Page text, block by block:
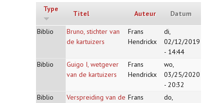
Type
Titel Auteur Datum
Biblio
Bruno, stichter van
de kartuizers
Frans
Hendrickx
di,
02/12/2019
- 14:44
Biblio
Guigo I, wetgever
van de kartuizers
Frans
Hendrickx
wo,
03/25/2020
- 20:32
Biblio
Verspreiding van de Frans
do,